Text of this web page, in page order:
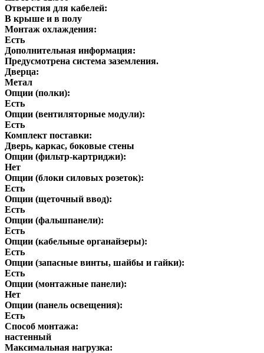
Отверстия для кабелей:
В крыше и в полу
Монтаж охлаждения:
Есть
Дополнительная информация:
Предусмотрена система заземления.
Дверца:
Метал
Опции (полки):
Есть
Опции (вентиляторные модули):
Есть
Комплект поставки:
Дверь, каркас, боковые стены
Опции (фильтр-картриджи):
Нет
Опции (блоки силовых розеток):
Есть
Опции (щеточный ввод):
Есть
Опции (фальшпанели):
Есть
Опции (кабельные органайзеры):
Есть
Опции (запасные винты, шайбы и гайки):
Есть
Опции (монтажные панели):
Нет
Опции (панель освещения):
Есть
Способ монтажа:
настенный
Максимальная нагрузка: